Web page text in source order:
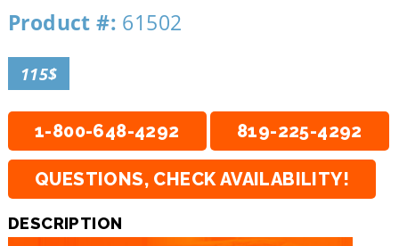
Product #: 61502
115$
1-800-648-4292 819-225-4292
QUESTIONS, CHECK AVAILABILITY!
DESCRIPTION